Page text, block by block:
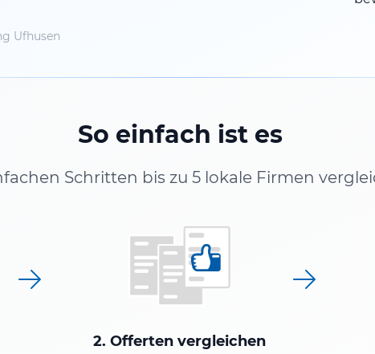
Ufhusen
So einfach ist es
Schritten bis zu 5 lokale Firmen
2. Offerten vergleichen